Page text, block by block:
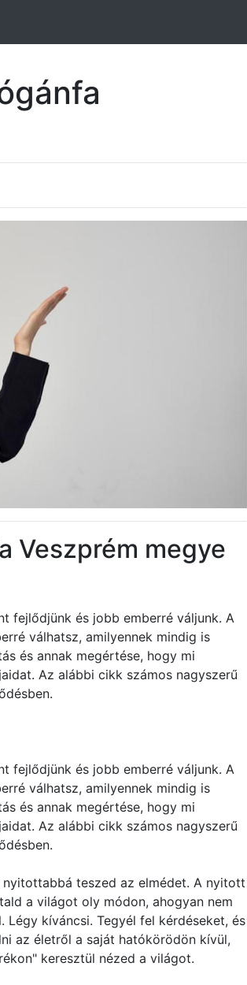
Veszprém megye
fejlődjünk és jobb emberré váljunk. A
válhatsz, amilyennek mindig is
és annak megértése, hogy mi
Az alábbi cikk számos nagyszerű
fejlődjünk és jobb emberré váljunk. A
válhatsz, amilyennek mindig is
és annak megértése, hogy mi
Az alábbi cikk számos nagyszerű
teszed az elmédet. A nyitott
a világot oly módon, ahogyan nem
kíváncsi. Tegyél fel kérdéseket, és
az életről a saját hatókörödön kívül,
keresztül nézed a világot.